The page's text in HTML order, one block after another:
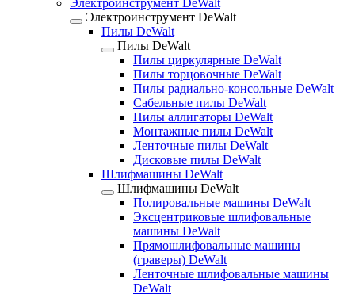
Электроинструмент DeWalt
Электроинструмент DeWalt
Пилы DeWalt
Пилы DeWalt
Пилы циркулярные DeWalt
Пилы торцовочные DeWalt
Пилы радиально-консольные DeWalt
Сабельные пилы DeWalt
Пилы аллигаторы DeWalt
Монтажные пилы DeWalt
Ленточные пилы DeWalt
Дисковые пилы DeWalt
Шлифмашины DeWalt
Шлифмашины DeWalt
Полировальные машины DeWalt
Эксцентриковые шлифовальные
машины DeWalt
Прямошлифовальные машины
(граверы) DeWalt
Ленточные шлифовальные машины
DeWalt